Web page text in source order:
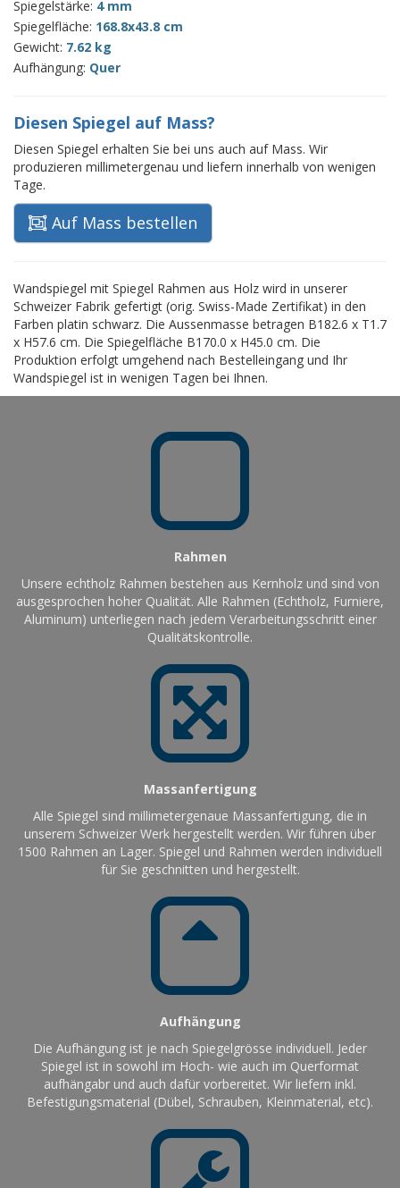
Spiegelstärke: 4 mm
Spiegelfläche: 168.8x43.8 cm
Gewicht: 7.62 kg
Aufhängung: Quer
Diesen Spiegel auf Mass?
Diesen Spiegel erhalten Sie bei uns auch auf Mass. Wir
produzieren millimetergenau und liefern innerhalb von wenigen
Tage.
Auf Mass bestellen
Wandspiegel mit Spiegel Rahmen aus Holz wird in unserer
Schweizer Fabrik gefertigt (orig. Swiss-Made Zertifikat) in den
Farben platin schwarz. Die Aussenmasse betragen B182.6 x T1.7
x H57.6 cm. Die Spiegelfläche B170.0 x H45.0 cm. Die
Produktion erfolgt umgehend nach Bestelleingang und Ihr
Wandspiegel ist in wenigen Tagen bei Ihnen.
Rahmen
Unsere echtholz Rahmen bestehen aus Kernholz und sind von
ausgesprochen hoher Qualität. Alle Rahmen (Echtholz, Furniere,
Aluminum) unterliegen nach jedem Verarbeitungsschritt einer
Qualitätskontrolle.
Massanfertigung
Alle Spiegel sind millimetergenaue Massanfertigung, die in
unserem Schweizer Werk hergestellt werden. Wir führen über
1500 Rahmen an Lager. Spiegel und Rahmen werden individuell
für Sie geschnitten und hergestellt.
Aufhängung
Die Aufhängung ist je nach Spiegelgrösse individuell. Jeder
Spiegel ist in sowohl im Hoch- wie auch im Querformat
aufhängabr und auch dafür vorbereitet. Wir liefern inkl.
Befestigungsmaterial (Dübel, Schrauben, Kleinmaterial, etc).